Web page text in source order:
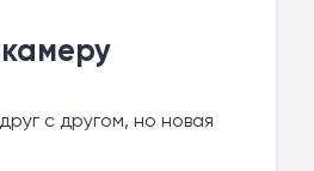
с другом, но новая